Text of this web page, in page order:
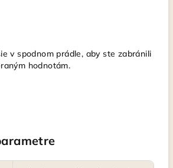
v spodnom prádle, aby ste zabránili
hodnotám.